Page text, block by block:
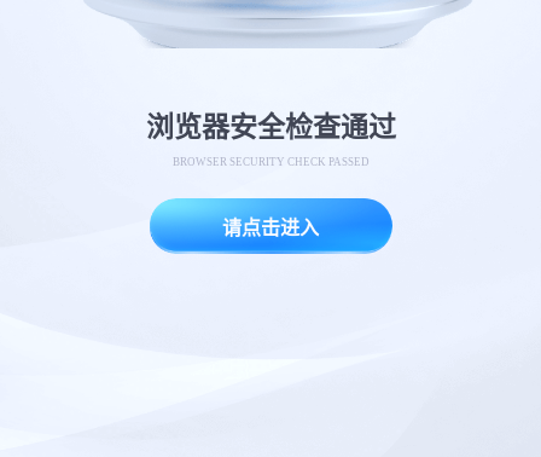
浏览器安全检查通过
BROWSER SECURITY CHECK PASSED
请点击进入